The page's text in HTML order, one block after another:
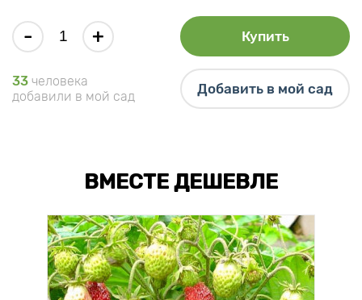
- + Купить
33 человека
добавили в мой сад
Добавить в мой сад
ВМЕСТЕ ДЕШЕВЛЕ